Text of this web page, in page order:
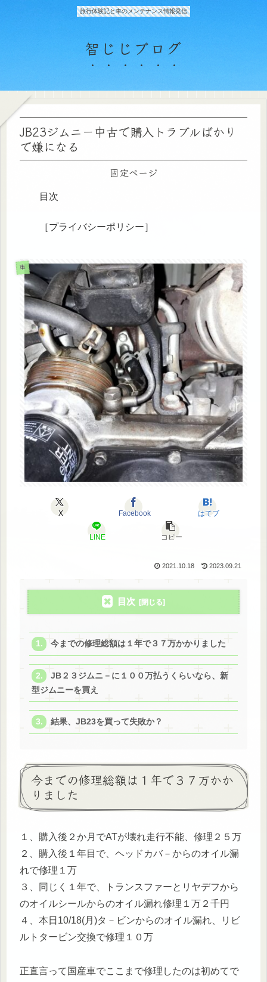
旅行体験記と車のメンテナンス情報発信
智じじブログ
JB23ジムニ－中古で購入トラブルばかり
で嫌になる
固定ページ
目次
［プライバシーポリシー］
車
X Facebook はてブ
LINE コピー
2021.10.18 2023.09.21
目次
今までの修理総額は１年で３７万かかりました
JB２３ジムニ－に１００万払うくらいなら、新
型ジムニーを買え
結果、JB23を買って失敗か？
今までの修理総額は１年で３７万かか
りました
１、購入後２か月でATが壊れ走行不能、修理２５万
２、購入後１年目で、ヘッドカバ－からのオイル漏
れで修理１万
３、同じく１年で、トランスファーとリヤデフから
のオイルシールからのオイル漏れ修理１万２千円
４、本日10/18(月)タ－ビンからのオイル漏れ、リビ
ルトタービン交換で修理１０万
正直言って国産車でここまで修理したのは初めてで